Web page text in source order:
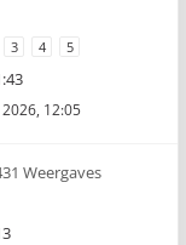
3 4 5
12:05
Weergaves